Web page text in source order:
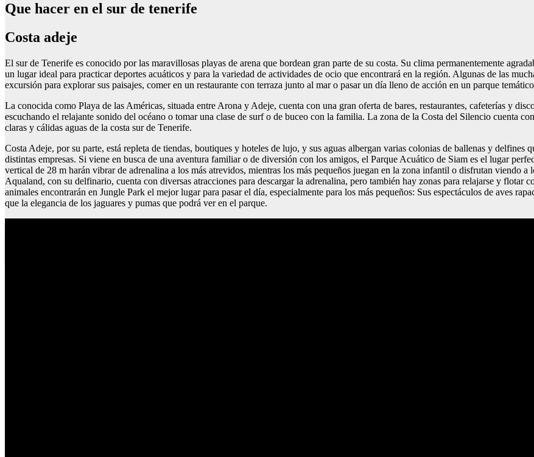
Que hacer en el sur de tenerife
Costa adeje
El sur de Tenerife es conocido por las maravillosas playas de arena que bordean gran parte de su costa. Su clima permanentemente
un lugar ideal para practicar deportes acuáticos y para la variedad de actividades de ocio que encontrará en la región. Algunas de las
excursión para explorar sus paisajes, comer en un restaurante con terraza junto al mar o pasar un día lleno de acción en un parque
La conocida como Playa de las Américas, situada entre Arona y Adeje, cuenta con una gran oferta de bares, restaurantes, cafeterías y
escuchando el relajante sonido del océano o tomar una clase de surf o de buceo con la familia. La zona de la Costa del Silencio cuenta
claras y cálidas aguas de la costa sur de Tenerife.
Costa Adeje, por su parte, está repleta de tiendas, boutiques y hoteles de lujo, y sus aguas albergan varias colonias de ballenas y delfines
distintas empresas. Si viene en busca de una aventura familiar o de diversión con los amigos, el Parque Acuático de Siam es el lugar
vertical de 28 m harán vibrar de adrenalina a los más atrevidos, mientras los más pequeños juegan en la zona infantil o disfrutan viendo
Aqualand, con su delfinario, cuenta con diversas atracciones para descargar la adrenalina, pero también hay zonas para relajarse y flotar
animales encontrarán en Jungle Park el mejor lugar para pasar el día, especialmente para los más pequeños: Sus espectáculos de aves
que la elegancia de los jaguares y pumas que podrá ver en el parque.